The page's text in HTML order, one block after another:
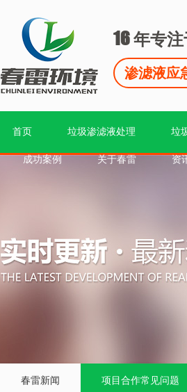
16年专
渗滤液应
首页 垃圾渗滤液处理 垃
成功案例 关于春雷 资
春雷新闻 项目合作常见问题